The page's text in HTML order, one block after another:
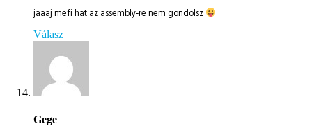
jaaaj mefi hat az assembly-re nem gondolsz
Válasz
Gege